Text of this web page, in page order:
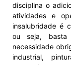
disciplina o
atividades e
insalubridade é
ou seja, basta
necessidade
industrial,